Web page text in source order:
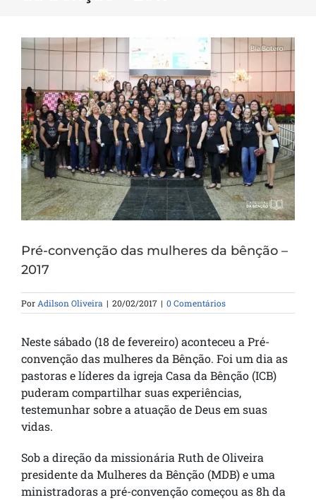
Pré-convenção das mulheres da bênção –
2017
Por Adilson Oliveira | 20/02/2017 | 0 Comentários
Neste sábado (18 de fevereiro) aconteceu a Pré-
convenção das mulheres da Bênção. Foi um dia as
pastoras e líderes da igreja Casa da Bênção (ICB)
puderam compartilhar suas experiências,
testemunhar sobre a atuação de Deus em suas
vidas.
Sob a direção da missionária Ruth de Oliveira
presidente da Mulheres da Bênção (MDB) e uma
ministradoras a pré-convenção começou as 8h da